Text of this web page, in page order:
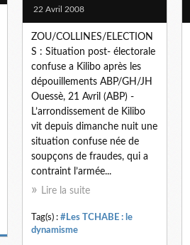
22 Avril 2008
ZOU/COLLINES/ELECTION
S : Situation post- électorale
confuse a Kilibo après les
dépouillements ABP/GH/JH
Ouessè, 21 Avril (ABP) -
L’arrondissement de Kilibo
vit depuis dimanche nuit une
situation confuse née de
soupçons de fraudes, qui a
contraint l’armée...
Lire la suite
Tag(s) : #Les TCHABE : le
dynamisme